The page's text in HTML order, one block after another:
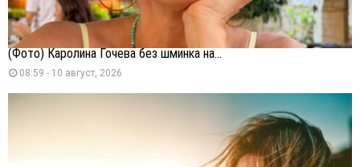
(Фото) Каролина Гочева без шминка на...
08:59 - 10 август, 2026